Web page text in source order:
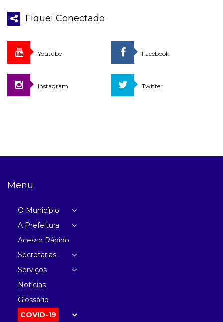
Fiquei Conectado
Youtube Facebook
Instagram Twitter
Menu
O Município
A Prefeitura
Acesso Rápido
Secretarias
Serviços
Notícias
Glossário
COVID-19